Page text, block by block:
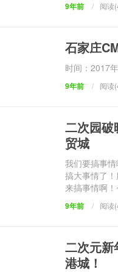
9年前 / 阅读
石家庄
时间：2017
9年前 / 阅读
二次园破
贸城
我们要搞事
搞大事情了
来搞事情啊
9年前 / 阅读
二次元新
港城！